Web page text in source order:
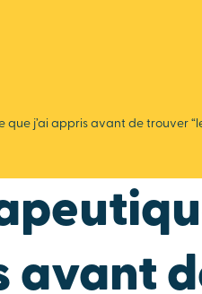
que j’ai appris avant de trouver
avant